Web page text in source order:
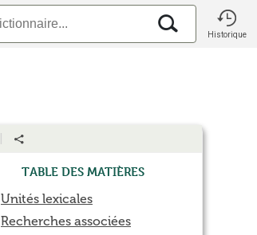
Historique
Table des matières
Unités lexicales
Recherches associées